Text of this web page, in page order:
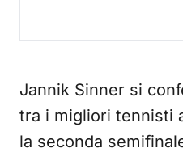
Jannik Sinner si
tra i migliori tennisti
la seconda